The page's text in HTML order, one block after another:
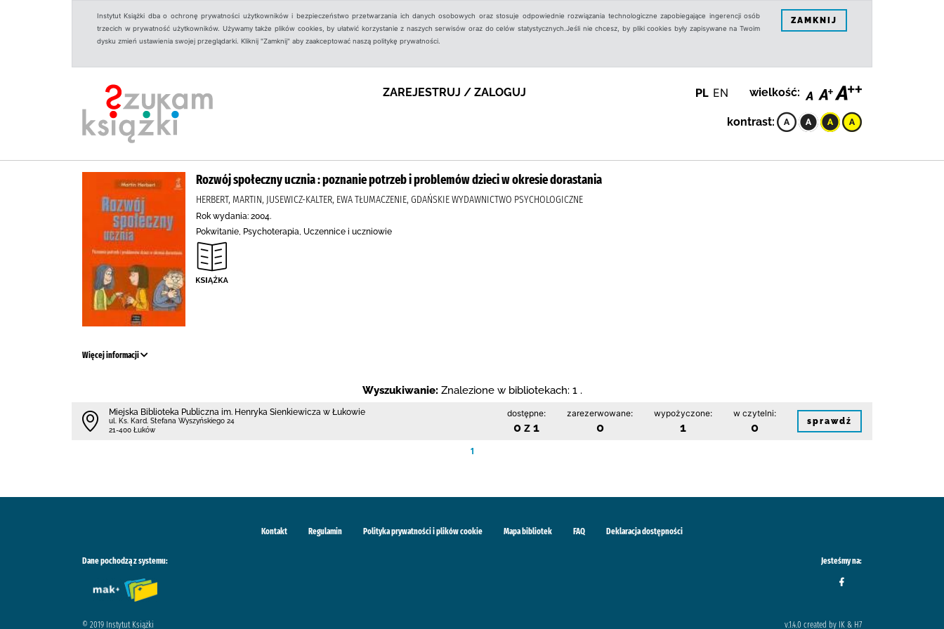
Instytut Książki dba o ochronę prywatności użytkowników i bezpieczeństwo przetwarzania ich danych osobowych oraz stosuje odpowiednie rozwiązania technologiczne zapobiegające ingerencji osób
trzecich w prywatność użytkowników. Używamy także plików cookies, by ułatwić korzystanie z naszych serwisów oraz do celów statystycznych.Jeśli nie chcesz, by pliki cookies były zapisywane na Twoim
dysku zmień ustawienia swojej przeglądarki. Kliknij "Zamknij" aby zaakceptować naszą politykę prywatności.
ZAMKNIJ
ZAREJESTRUJ / ZALOGUJ PL EN wielkość:
kontrast:
Rozwój społeczny ucznia : poznanie potrzeb i problemów dzieci w okresie dorastania
HERBERT, MARTIN, JUSEWICZ-KALTER, EWA TŁUMACZENIE, GDAŃSKIE WYDAWNICTWO PSYCHOLOGICZNE
Rok wydania: 2004.
Pokwitanie, Psychoterapia, Uczennice i uczniowie
Więcej informacji
Wyszukiwanie: Znalezione w bibliotekach: 1 .
Miejska Biblioteka Publiczna im. Henryka Sienkiewicza w Łukowie
ul. Ks. Kard. Stefana Wyszyńskiego 24
21-400 Łuków
dostępne:
0 z 1
zarezerwowane:
0
wypożyczone:
1
w czytelni:
0 sprawdź
1
Kontakt Regulamin Polityka prywatności i plików cookie Mapa bibliotek FAQ Deklaracja dostępności
Dane pochodzą z systemu: Jesteśmy na:
© 2019 Instytut Książki v.1.4.0 created by IK & H7